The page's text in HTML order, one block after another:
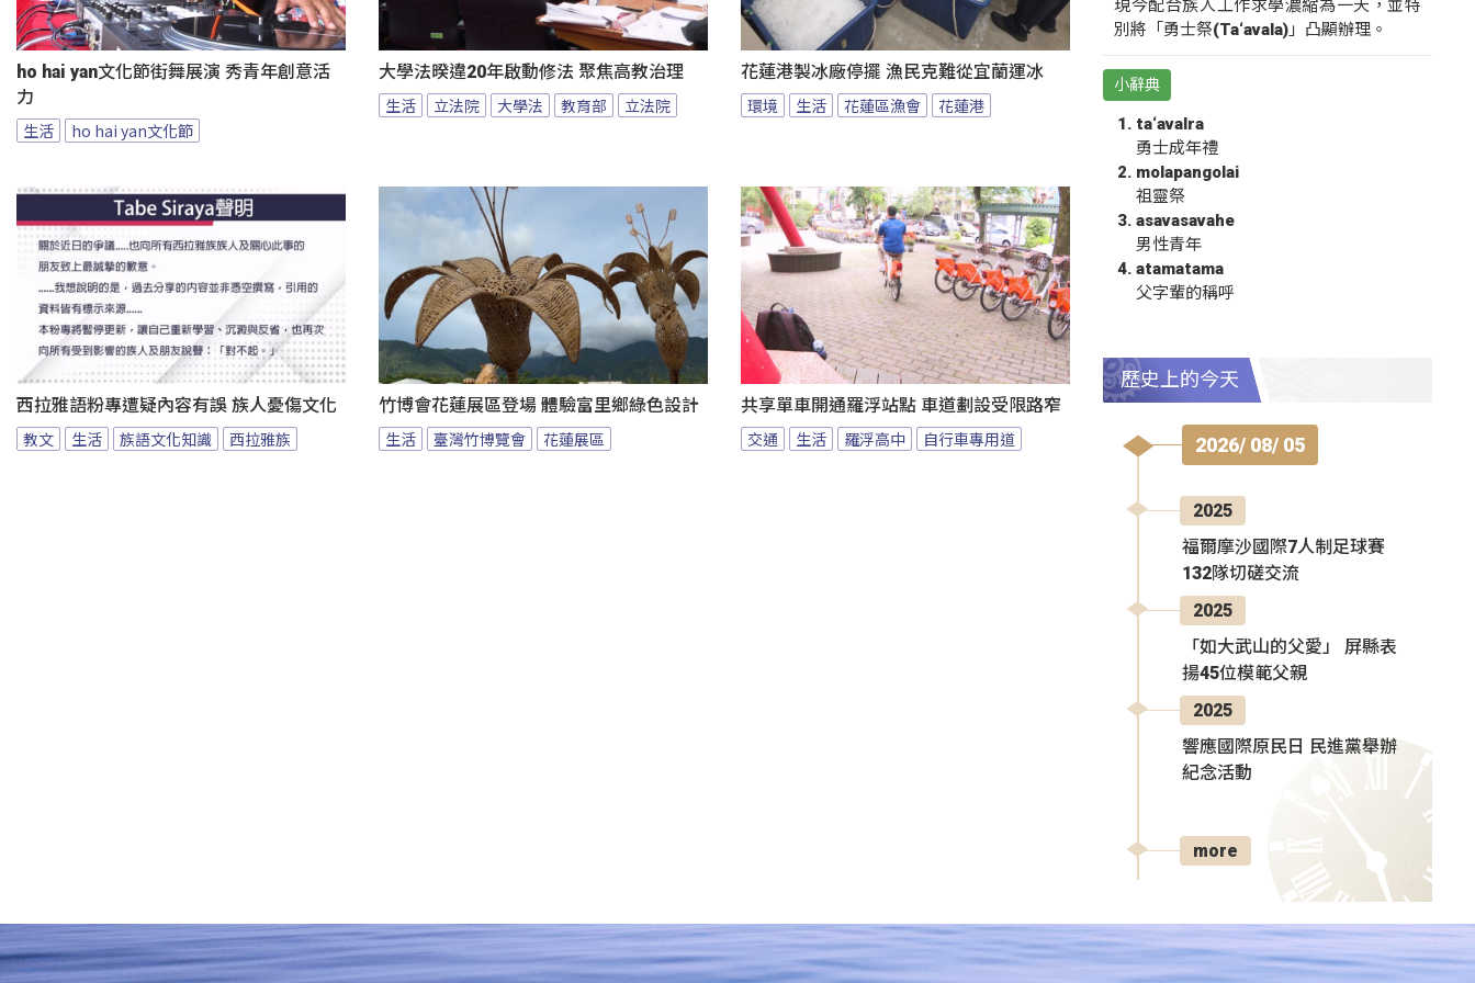
ho hai yan文化節街舞展演 秀青年創意活
力
生活 ho hai yan文化節
大學法暌違20年啟動修法 聚焦高教治理
生活 立法院 大學法 教育部 立法院
花蓮港製冰廠停擺 漁民克難從宜蘭運冰
環境 生活 花蓮區漁會 花蓮港
西拉雅語粉專遭疑內容有誤 族人憂傷文化
教文 生活 族語文化知識 西拉雅族
竹博會花蓮展區登場 體驗富里鄉綠色設計
生活 臺灣竹博覽會 花蓮展區
共享單車開通羅浮站點 車道劃設受限路窄
交通 生活 羅浮高中 自行車專用道
現今配合族人工作求學濃縮為一天，並特
別將「勇士祭(Ta‘avala)」凸顯辦理。
小辭典
ta‘avalra
勇士成年禮
molapangolai
祖靈祭
asavasavahe
男性青年
atamatama
父字輩的稱呼
歷史上的今天
2026/ 08/ 05
2025
福爾摩沙國際7人制足球賽
132隊切磋交流
2025
「如大武山的父愛」 屏縣表
揚45位模範父親
2025
響應國際原民日 民進黨舉辦
紀念活動
more